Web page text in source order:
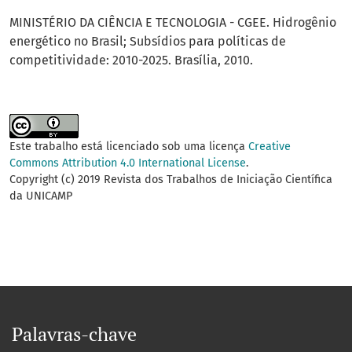
MINISTÉRIO DA CIÊNCIA E TECNOLOGIA - CGEE. Hidrogênio
energético no Brasil; Subsídios para políticas de
competitividade: 2010-2025. Brasília, 2010.
Este trabalho está licenciado sob uma licença Creative
Commons Attribution 4.0 International License.
Copyright (c) 2019 Revista dos Trabalhos de Iniciação Científica
da UNICAMP
Palavras-chave